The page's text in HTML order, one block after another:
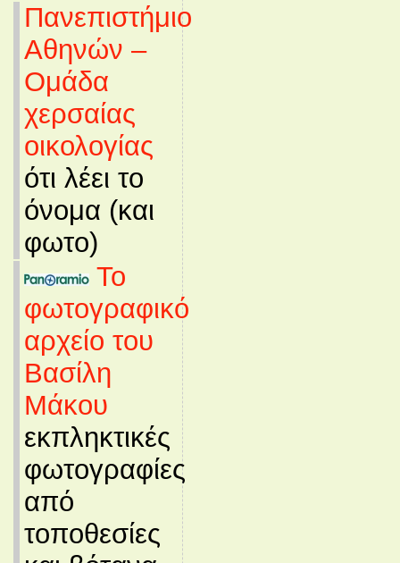
Πανεπιστήμιο
Αθηνών –
Ομάδα
χερσαίας
οικολογίας
ότι λέει το
όνομα (και
φωτο)
Το
φωτογραφικό
αρχείο του
Βασίλη
Μάκου
εκπληκτικές
φωτογραφίες
από
τοποθεσίες